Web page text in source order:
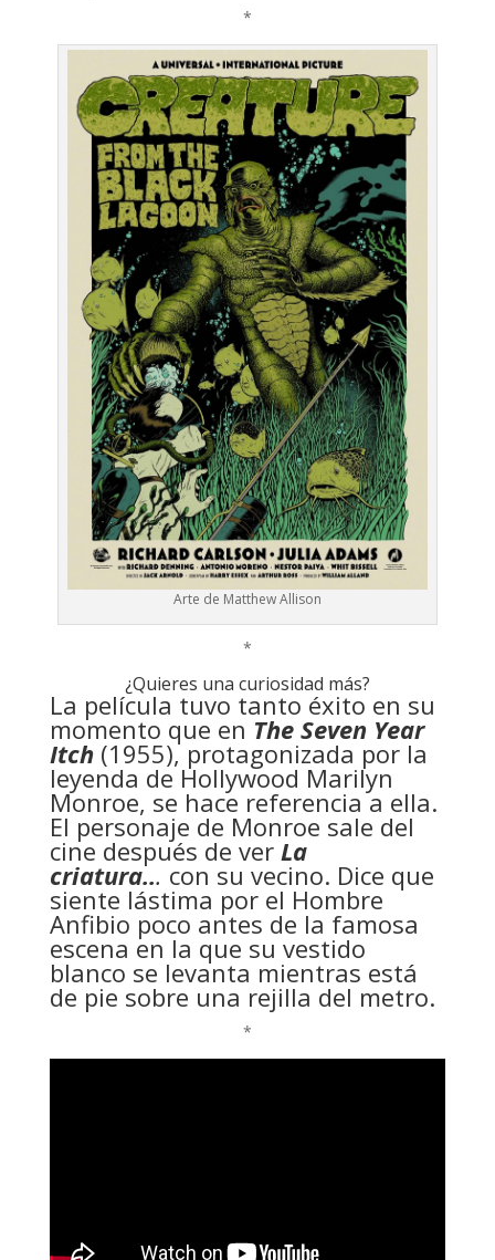
*
Arte de Matthew Allison
*
¿Quieres una curiosidad más?
La película tuvo tanto éxito en su
momento que en The Seven Year
Itch(1955), protagonizada por la
leyenda de Hollywood Marilyn
Monroe, se hace referencia a ella.
El personaje de Monroe sale del
cine después de ver La
criatura... con su vecino. Dice que
siente lástima por el Hombre
Anfibio poco antes de la famosa
escena en la que su vestido
blanco se levanta mientras está
de pie sobre una rejilla del metro.
*